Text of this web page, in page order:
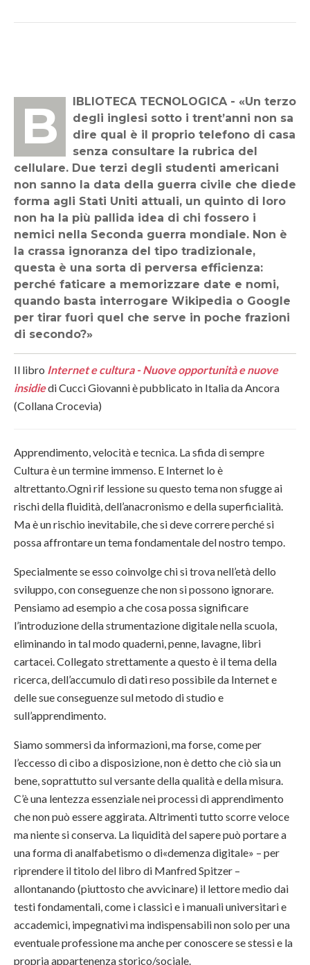
BIBLIOTECA TECNOLOGICA - «Un terzo
degli inglesi sotto i trent’anni non sa
dire qual è il proprio telefono di casa
senza consultare la rubrica del
cellulare. Due terzi degli studenti americani
non sanno la data della guerra civile che diede
forma agli Stati Uniti attuali, un quinto di loro
non ha la più pallida idea di chi fossero i
nemici nella Seconda guerra mondiale. Non è
la crassa ignoranza del tipo tradizionale,
questa è una sorta di perversa efficienza:
perché faticare a memorizzare date e nomi,
quando basta interrogare Wikipedia o Google
per tirar fuori quel che serve in poche frazioni
di secondo?»
Il libro Internet e cultura - Nuove opportunità e nuove
insidiedi Cucci Giovanni è pubblicato in Italia da Ancora
(Collana Crocevia)
Apprendimento, velocità e tecnica. La sfida di sempre
Cultura è un termine immenso. E Internet lo è
altrettanto.Ogni rif lessione su questo tema non sfugge ai
rischi della fluidità, dell’anacronismo e della superficialità.
Ma è un rischio inevitabile, che si deve correre perché si
possa affrontare un tema fondamentale del nostro tempo.
Specialmente se esso coinvolge chi si trova nell’età dello
sviluppo, con conseguenze che non si possono ignorare.
Pensiamo ad esempio a che cosa possa significare
l’introduzione della strumentazione digitale nella scuola,
eliminando in tal modo quaderni, penne, lavagne, libri
cartacei. Collegato strettamente a questo è il tema della
ricerca, dell’accumulo di dati reso possibile da Internet e
delle sue conseguenze sul metodo di studio e
sull’apprendimento.
Siamo sommersi da informazioni, ma forse, come per
l’eccesso di cibo a disposizione, non è detto che ciò sia un
bene, soprattutto sul versante della qualità e della misura.
C’è una lentezza essenziale nei processi di apprendimento
che non può essere aggirata. Altrimenti tutto scorre veloce
ma niente si conserva. La liquidità del sapere può portare a
una forma di analfabetismo o di«demenza digitale» – per
riprendere il titolo del libro di Manfred Spitzer –
allontanando (piuttosto che avvicinare) il lettore medio dai
testi fondamentali, come i classici e i manuali universitari e
accademici, impegnativi ma indispensabili non solo per una
eventuale professione ma anche per conoscere se stessi e la
propria appartenenza storico/sociale.